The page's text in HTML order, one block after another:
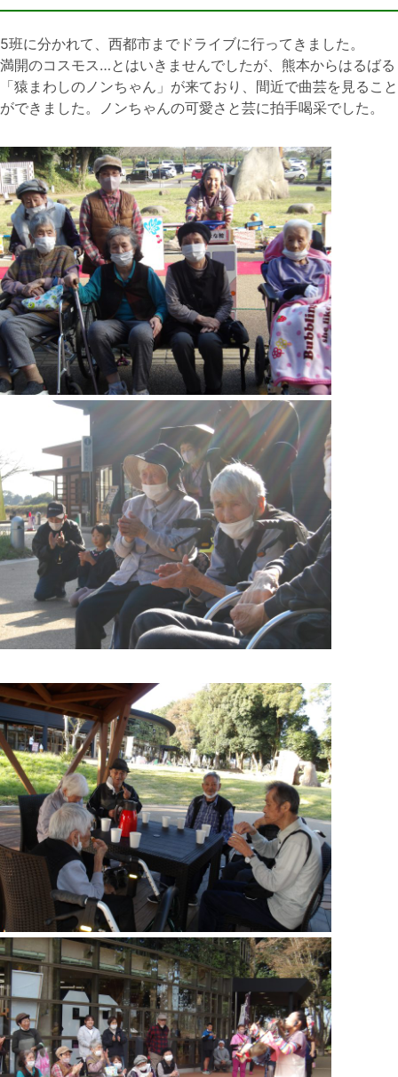
5班に分かれて、西都市までドライブに行ってきました。
満開のコスモス…とはいきませんでしたが、熊本からはるばる
「猿まわしのノンちゃん」が来ており、間近で曲芸を見ること
ができました。ノンちゃんの可愛さと芸に拍手喝采でした。